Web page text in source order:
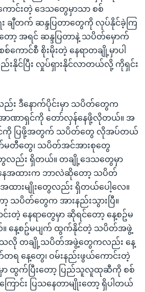
ောင်းတဲ့ ဒေသတွေမှာသာ စစ်
ချီတက် ဆန္ဒပြတာတွေကို လုပ်နိုင်ခဲ့ကြ
တော့ အရင် ဆန္ဒပြတာနဲ့ သပိတ်မှောက်
ောင်စီ စိုးမိုးတဲ့ နေရာတချို့မှာပါ
နိုင်ပြီး လှုပ်ရှားနိုင်လာတယ်လို့ ကိုရှင်း
း ဒီနောက်ပိုင်းမှာ သပိတ်တွေက
ာဏာရှင်ကို တော်လှန်နေဖို့လိုတယ်။ အ
ရှင်ကို ပြဖို့အတွက် သပိတ်တွေ လိုအပ်တယ်
မတီတွေ၊ သပိတ်အင်အားစုတွေ
ေလည်း ရှိတယ်။ တချို့ဒေသတွေမှာ
အထားက ဘာလဲဆိုတော့ သပိတ်
ထားမျိုးတွေလည်း ရှိတယ်ပေါ့လေ။
ာ့ သပိတ်တွေက အားနည်းသွားပြီ။
းတဲ့ နေရာတွေမှာ ဆိုရင်တော့ နေ့စဥ်မ
။ နေ့စဥ်မပျက် ထွက်နိုင်တဲ့ သပိတ်အဖွဲ့
လို တချို့သပိတ်အဖွဲ့တွေကလည်း နေ့
ရ နေ့တွေ၊ ဝမ်းနည်းဖွယ်ကောင်းတဲ့
ထွက်ပြီးတော့ ပြည်သူလူထုဆီကို စစ်
ာင်း ပြသနေတာမျိုးတော့ ရှိပါတယ်